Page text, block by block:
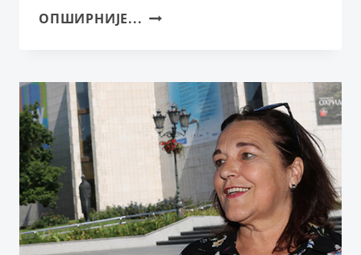
ОПШИРНИЈЕ... ИНТЕРВЈУ:
СНП-